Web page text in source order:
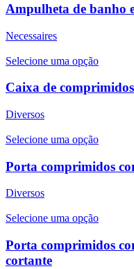
Ampulheta de banho
Necessaires
Selecione uma opção
Caixa de
Diversos
Selecione uma opção
Porta comprimidos
Diversos
Selecione uma opção
Porta comprimidos
cortante